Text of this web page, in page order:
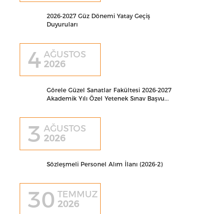
2026-2027 Güz Dönemi Yatay Geçiş
Duyuruları
4 AĞUSTOS
2026
Görele Güzel Sanatlar Fakültesi 2026-2027
Akademik Yılı Özel Yetenek Sınav Başvu...
3 AĞUSTOS
2026
Sözleşmeli Personel Alım İlanı (2026-2)
30 TEMMUZ
2026